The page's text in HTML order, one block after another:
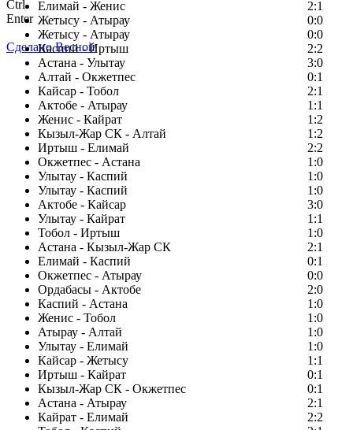
Елимай - Женис
2:1
Жетысу - Атырау
0:0
Жетысу - Атырау
0:0
Каспий - Иртыш
2:2
Астана - Улытау
3:0
Алтай - Окжетпес
0:1
Кайсар - Тобол
2:1
Актобе - Атырау
1:1
Женис - Кайрат
1:2
Кызыл-Жар СК - Алтай
1:2
Иртыш - Елимай
2:2
Окжетпес - Астана
1:0
Улытау - Каспий
1:0
Улытау - Каспий
1:0
Актобе - Кайсар
3:0
Улытау - Кайрат
1:1
Тобол - Иртыш
1:0
Астана - Кызыл-Жар СК
2:1
Елимай - Каспий
0:1
Окжетпес - Атырау
0:0
Ордабасы - Актобе
2:0
Каспий - Астана
1:0
Женис - Тобол
1:0
Атырау - Алтай
1:0
Улытау - Елимай
1:0
Кайсар - Жетысу
1:1
Иртыш - Кайрат
0:1
Кызыл-Жар СК - Окжетпес
0:1
Астана - Атырау
2:1
Кайрат - Елимай
2:2
Ctrl
Enter
Сделано Весной